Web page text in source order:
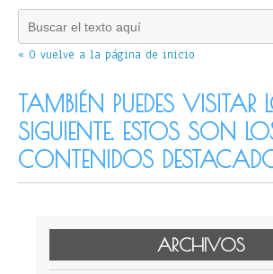
« O vuelve a la página de inicio
TAMBIÉN PUEDES VISITAR
SIGUIENTE. ESTOS SON
CONTENIDOS
ARCHIVOS